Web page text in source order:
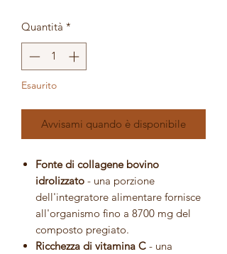
Quantità *
Esaurito
Avvisami quando è disponibile
Fonte di collagene bovino
idrolizzato - una porzione
dell'integratore alimentare fornisce
all'organismo fino a 8700 mg del
composto pregiato.
Ricchezza di vitamina C - una